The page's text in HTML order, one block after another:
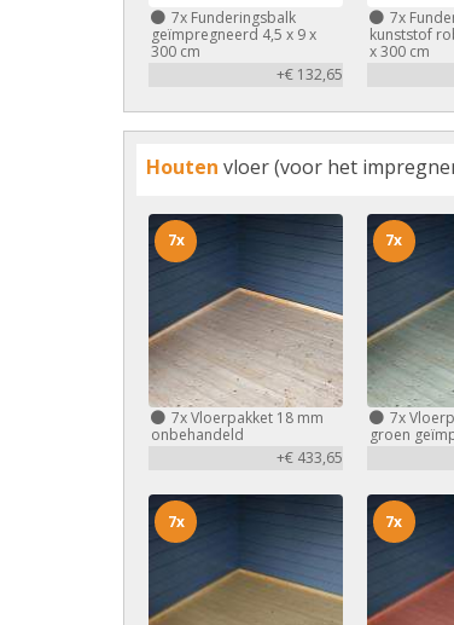
7x Funderingsbalk
geïmpregneerd 4,5 x 9 x
300 cm
+€ 132,65
7x
kunststof
x 300 cm
Houten vloer (voor het
7xVloerpakket 18 mm
onbehandeld
+€ 433,65
7x
7x
groen
7x
7x 7x